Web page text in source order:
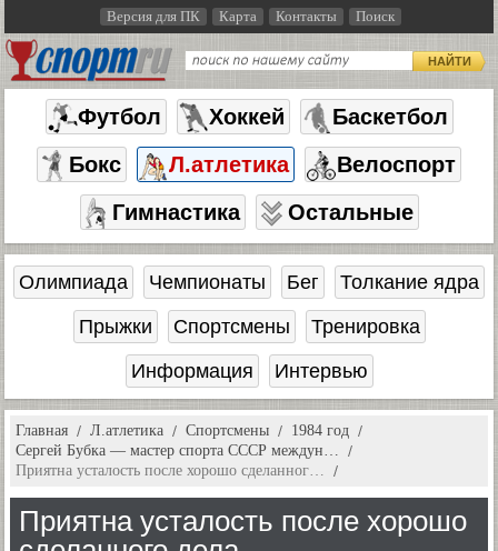
Версия для ПК Карта Контакты Поиск
НАЙТИ
Футбол Хоккей
Баскетбол
Бокс
Л.атлетика
Велоспорт
Гимнастика
Остальные
Олимпиада Чемпионаты Бег
Толкание ядра
Прыжки
Спортсмены
Тренировка
Информация
Интервью
Главная Л.атлетика Спортсмены
1984 год
Сергей Бубка — мастер спорта СССР междун…
Приятна усталость после хорошо сделанног…
Приятна усталость после хорошо